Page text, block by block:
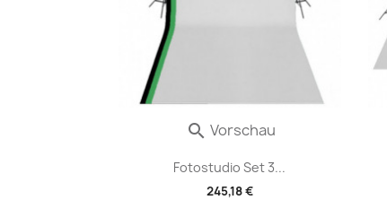
Fotostudio Set 3...
245,18 €
 Vorschau